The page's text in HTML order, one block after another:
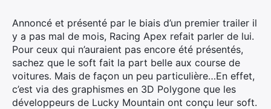
Annoncé et présenté par le biais d’un premier trailer il
y a pas mal de mois, Racing Apex refait parler de lui.
Pour ceux qui n’auraient pas encore été présentés,
sachez que le soft fait la part belle aux course de
voitures. Mais de façon un peu particulière…En effet,
c’est via des graphismes en 3D Polygone que les
développeurs de Lucky Mountain ont conçu leur soft.